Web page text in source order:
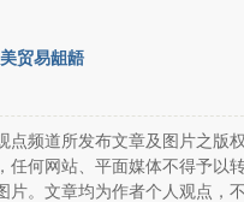
贸易龃龉
点频道所发布文章及图片之版
任何网站、平面媒体不得予以
片。文章均为作者个人观点，